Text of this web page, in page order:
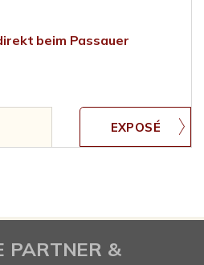
beim Passauer
PARTNER &